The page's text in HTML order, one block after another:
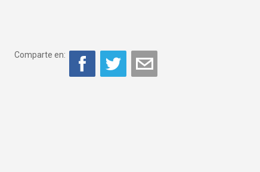
Comparte en: